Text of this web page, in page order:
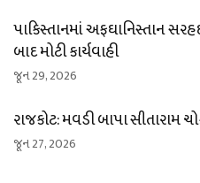
પાકિસ્તાનમાં અફઘાનિસ્તાન
બાદ મોટી કાર્યવાહી
જૂન 29, 2026
રાજકોટ: મવડી બાપા સીતારામ
જૂન 27, 2026